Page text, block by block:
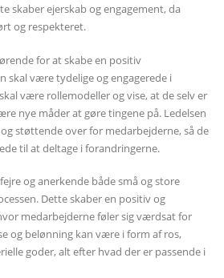
skaber ejerskab og engagement, da
og respekteret.
for at skabe en positiv
skal være tydelige og engagerede i
være rollemodeller og vise, at de selv er
nye måder at gøre tingene på. Ledelsen
støttende over for medarbejderne, så de
til at deltage i forandringerne.
og anerkende både små og store
Dette skaber en positiv og
medarbejderne føler sig værdsat for
og belønning kan være i form af ros,
goder, alt efter hvad der er passende i